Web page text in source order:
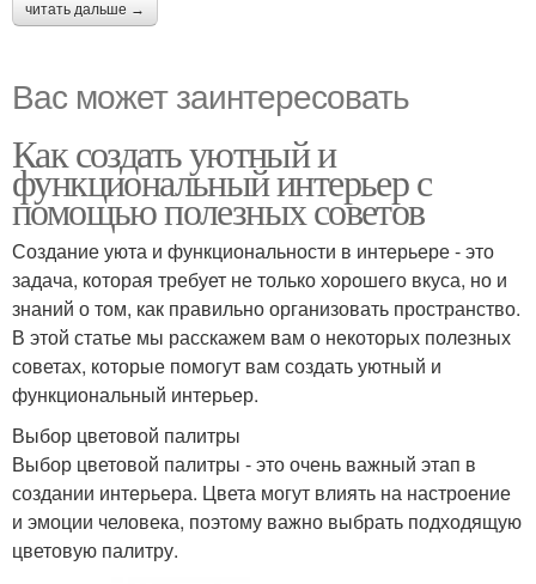
читать дальше →
Вас может заинтересовать
Как создать уютный и
функциональный интерьер с
помощью полезных советов
Создание уюта и функциональности в интерьере - это
задача, которая требует не только хорошего вкуса, но и
знаний о том, как правильно организовать пространство.
В этой статье мы расскажем вам о некоторых полезных
советах, которые помогут вам создать уютный и
функциональный интерьер.
Выбор цветовой палитры
Выбор цветовой палитры - это очень важный этап в
создании интерьера. Цвета могут влиять на настроение
и эмоции человека, поэтому важно выбрать подходящую
цветовую палитру.